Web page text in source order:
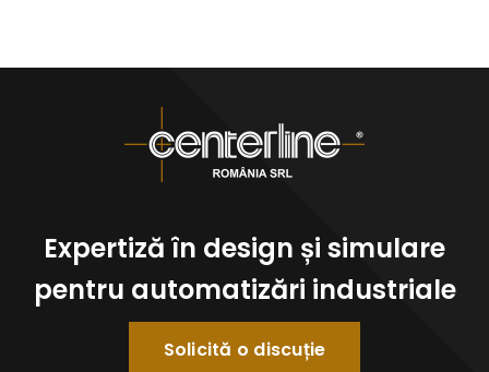
Expertiză în design și simulare
pentru automatizări industriale
Solicită o discuție